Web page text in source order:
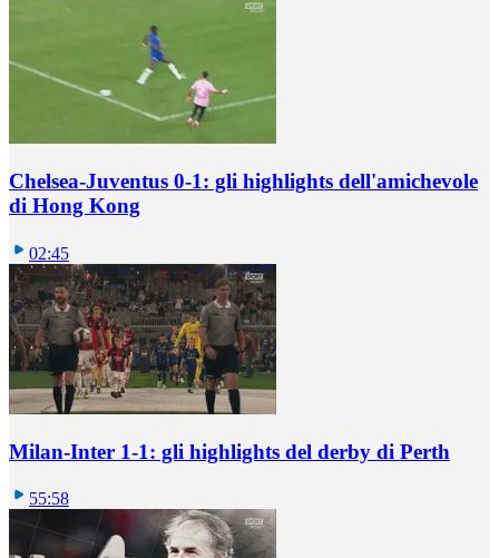
Chelsea-Juventus 0-1: gli highlights dell'amichevole
di Hong Kong
02:45
Milan-Inter 1-1: gli highlights del derby di Perth
55:58